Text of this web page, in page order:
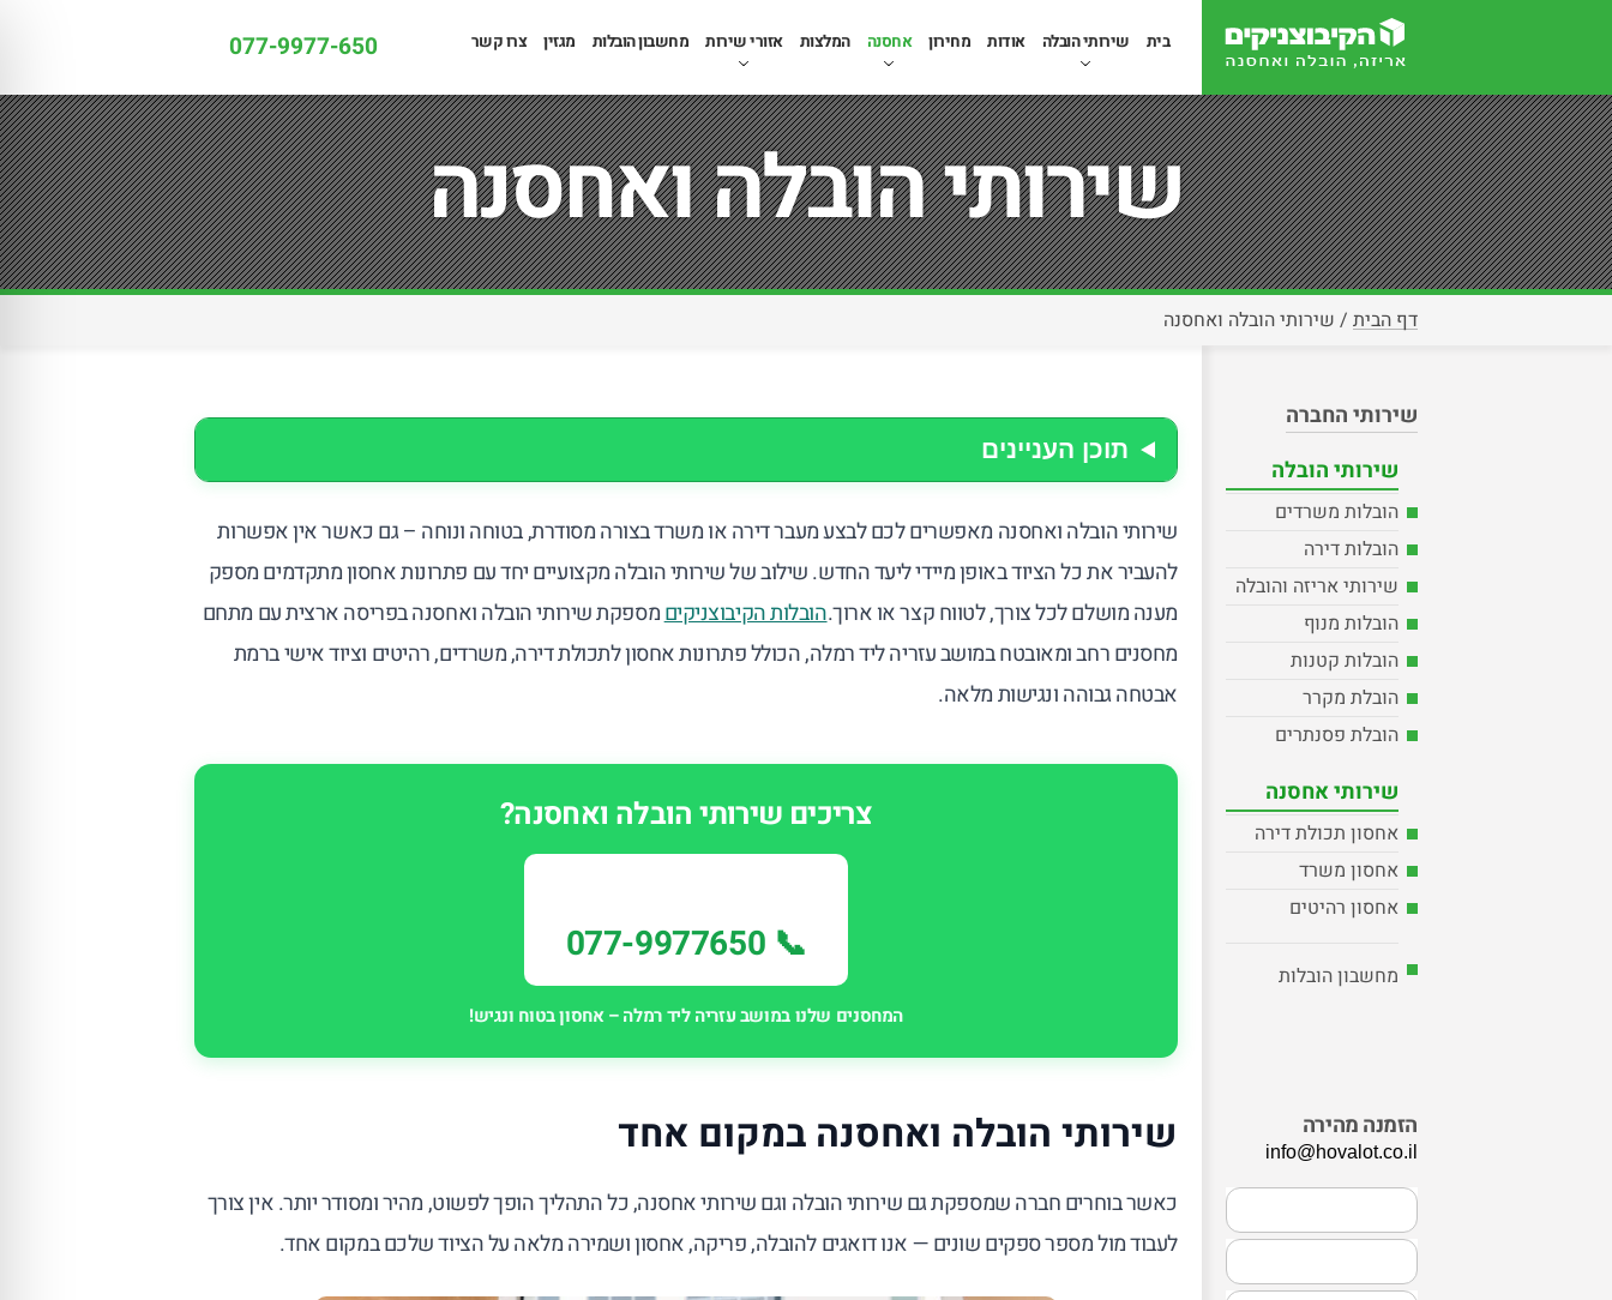
בית שירותי הובלה אודות מחירון אחסנה המלצות אזורי שירות מחשבון הובלות מגזין צרו קשר 077-9977-650
שירותי הובלה ואחסנה
דף הבית / שירותי הובלה ואחסנה
תוכן העניינים
שירותי הובלה ואחסנה מאפשרים לכם לבצע מעבר דירה או משרד בצורה מסודרת, בטוחה ונוחה – גם כאשר אין אפשרות
להעביר את כל הציוד באופן מיידי ליעד החדש. שילוב של שירותי הובלה מקצועיים יחד עם פתרונות אחסון מתקדמים מספק
מענה מושלם לכל צורך, לטווח קצר או ארוך.הובלות הקיבוצניקיםמספקת שירותי הובלה ואחסנה בפריסה ארצית עם מתחם
מחסנים רחב ומאובטח במושב עזריה ליד רמלה, הכולל פתרונות אחסון לתכולת דירה, משרדים, רהיטים וציוד אישי ברמת
אבטחה גבוהה ונגישות מלאה.
צריכים שירותי הובלה ואחסנה?
📞 077-9977650
המחסנים שלנו במושב עזריה ליד רמלה – אחסון בטוח ונגיש!
שירותי הובלה ואחסנה במקום אחד
כאשר בוחרים חברה שמספקת גם שירותי הובלה וגם שירותי אחסנה, כל התהליך הופך לפשוט, מהיר ומסודר יותר. אין צורך
לעבוד מול מספר ספקים שונים — אנו דואגים להובלה, פריקה, אחסון ושמירה מלאה על הציוד שלכם במקום אחד.
שירותי החברה
שירותי הובלה
הובלות משרדים
הובלות דירה
שירותי אריזה והובלה
הובלות מנוף
הובלות קטנות
הובלת מקרר
הובלת פסנתרים
שירותי אחסנה
אחסון תכולת דירה
אחסון משרד
אחסון רהיטים
מחשבון הובלות
הזמנה מהירה
info@hovalot.co.il